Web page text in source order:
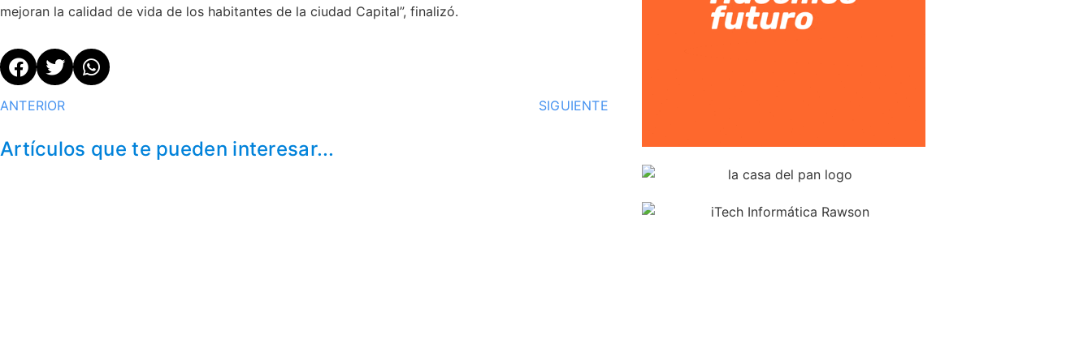
mejoran la calidad de vida de los habitantes de la ciudad Capital”, finalizó.
ANTERIOR SIGUIENTE
Artículos que te pueden interesar...